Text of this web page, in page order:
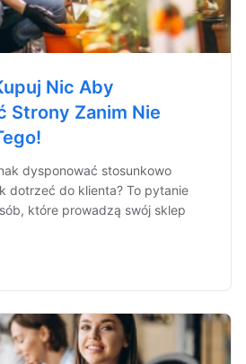
Nic Aby
Strony Zanim Nie
dysponować stosunkowo
dotrzeć do klienta? To pytanie
które prowadzą swój sklep